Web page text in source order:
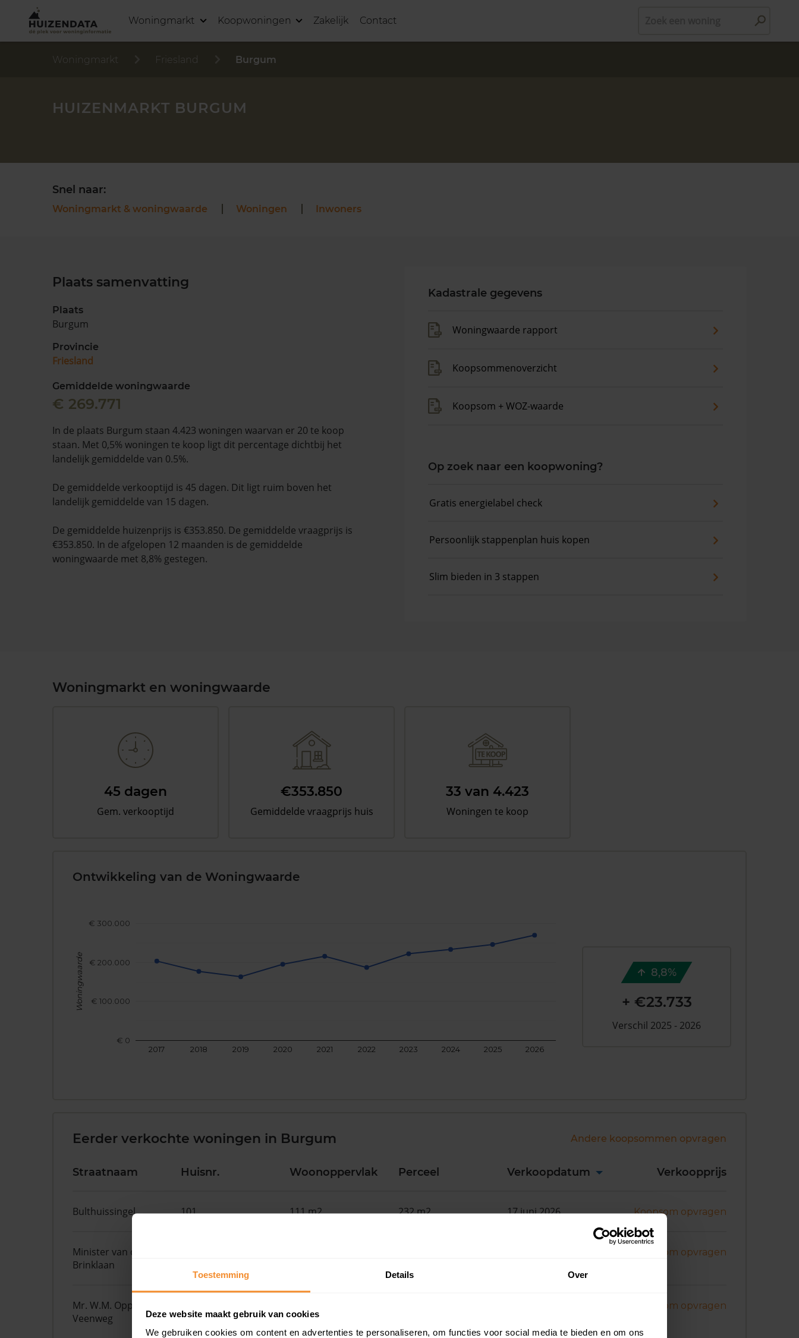
Toestemming Details Over
Deze website maakt gebruik van cookies
We gebruiken cookies om content en advertenties te personaliseren, om functies voor social media te bieden en om ons
Woningmarkt Koopwoningen Zakelijk Contact
Woningmarkt Friesland Burgum
HUIZENMARKT BURGUM
Snel naar:
Woningmarkt & woningwaarde Woningen Inwoners
Plaats samenvatting
Plaats
Burgum
Provincie
Friesland
Gemiddelde woningwaarde
€ 269.771
In de plaats Burgum staan 4.423 woningen waarvan er 20 te koop
staan. Met 0,5% woningen te koop ligt dit percentage dichtbij het
landelijk gemiddelde van 0.5%.
De gemiddelde verkooptijd is 45 dagen. Dit ligt ruim boven het
landelijk gemiddelde van 15 dagen.
De gemiddelde huizenprijs is €353.850. De gemiddelde vraagprijs is
€353.850. In de afgelopen 12 maanden is de gemiddelde
woningwaarde met 8,8% gestegen.
Kadastrale gegevens
Woningwaarde rapport
Koopsommenoverzicht
Koopsom + WOZ-waarde
Op zoek naar een koopwoning?
Gratis energielabel check
Persoonlijk stappenplan huis kopen
Slim bieden in 3 stappen
Woningmarkt en woningwaarde
45 dagen
Gem. verkooptijd
€353.850
Gemiddelde vraagprijs huis
33 van 4.423
Woningen te koop
Ontwikkeling van de Woningwaarde
2017 2018 2019 2020 2021 2022 2023 2024 2025 2026
€ 0
€ 100.000
€ 200.000
€ 300.000
Woningwaarde 8,8%
+ €23.733
Verschil 2025 - 2026
Eerder verkochte woningen in Burgum Andere koopsommen opvragen
Straatnaam Huisnr. Woonoppervlak Perceel Verkoopdatum Verkoopprijs
Bulthuissingel 101 111 m2 232 m2 17 juni 2026 Koopsom opvragen
Minister van den
Brinklaan
Koopsom opvragen
Mr. W.M. Oppedijk van
Veenweg
Koopsom opvragen